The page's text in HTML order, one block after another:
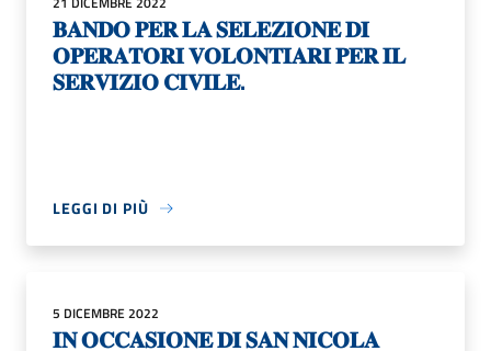
𝐁𝐀𝐍𝐃𝐎 𝐏𝐄𝐑 𝐋𝐀 𝐒𝐄𝐋𝐄𝐙𝐈𝐎𝐍𝐄 𝐃𝐈
𝐎𝐏𝐄𝐑𝐀𝐓𝐎𝐑𝐈 𝐕𝐎𝐋𝐎𝐍𝐓𝐈𝐀𝐑𝐈 𝐏𝐄𝐑 𝐈𝐋
𝐒𝐄𝐑𝐕𝐈𝐙𝐈𝐎 𝐂𝐈𝐕𝐈𝐋𝐄.
LEGGI DI PIÙ
5 DICEMBRE 2022
𝐈𝐍 𝐎𝐂𝐂𝐀𝐒𝐈𝐎𝐍𝐄 𝐃𝐈 𝐒𝐀𝐍 𝐍𝐈𝐂𝐎𝐋𝐀